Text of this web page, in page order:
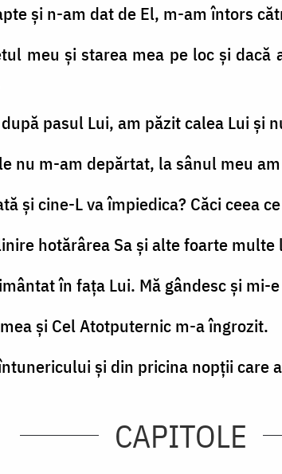
şi n-am dat de El, m-am întors
meu şi starea mea pe loc şi
pasul Lui, am păzit calea Lui şi
nu m-am depărtat, la sânul meu
şi cine-L va împiedica? Căci ceea
hotărârea Sa şi alte foarte
în faţa Lui. Mă gândesc şi mi-
şi Cel Atotputernic m-a îngrozit.
şi din pricina nopţii care
CAPITOLE